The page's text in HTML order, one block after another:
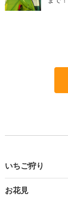
いちご狩り
お花見